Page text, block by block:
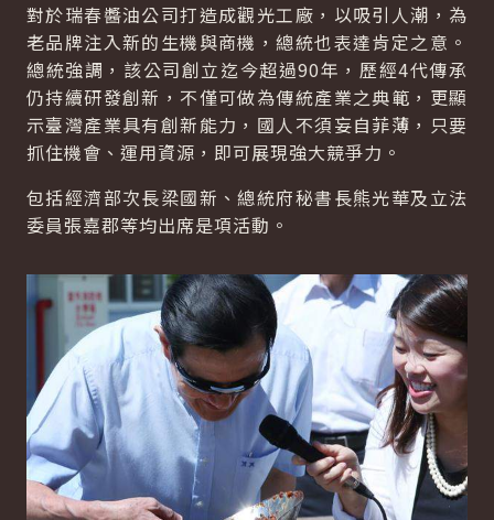
對於瑞春醬油公司打造成觀光工廠，以吸引人潮，為
老品牌注入新的生機與商機，總統也表達肯定之意。
總統強調，該公司創立迄今超過90年，歷經4代傳承
仍持續研發創新，不僅可做為傳統產業之典範，更顯
示臺灣產業具有創新能力，國人不須妄自菲薄，只要
抓住機會、運用資源，即可展現強大競爭力。
包括經濟部次長梁國新、總統府秘書長熊光華及立法
委員張嘉郡等均出席是項活動。